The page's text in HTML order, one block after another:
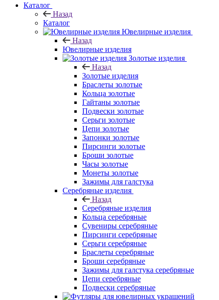
Каталог
Назад
Каталог
Ювелирные изделия
Назад
Ювелирные изделия
Золотые изделия
Назад
Золотые изделия
Браслеты золотые
Кольца золотые
Гайтаны золотые
Подвески золотые
Серьги золотые
Цепи золотые
Запонки золотые
Пирсинги золотые
Броши золотые
Часы золотые
Монеты золотые
Зажимы для галстука
Серебряные изделия
Назад
Серебряные изделия
Кольца серебряные
Сувениры серебряные
Пирсинги серебряные
Серьги серебряные
Браслеты серебряные
Броши серебряные
Зажимы для галстука серебряные
Цепи серебряные
Подвески серебряные